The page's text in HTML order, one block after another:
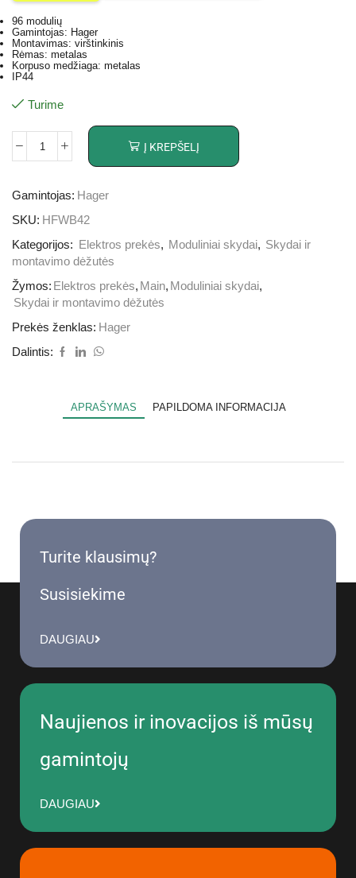
96 modulių
Gamintojas: Hager
Montavimas: virštinkinis
Rėmas: metalas
Korpuso medžiaga: metalas
IP44
Turime
Į KREPŠELĮ
Gamintojas: Hager
SKU: HFWB42
Kategorijos:
Elektros prekės, Moduliniai skydai, Skydai ir
montavimo dėžutės
Žymos: Elektros prekės, Main, Moduliniai skydai,
Skydai ir montavimo dėžutės
Prekės ženklas: Hager
Dalintis:
APRAŠYMAS PAPILDOMA INFORMACIJA
Turite klausimų?
Susisiekime
DAUGIAU
Naujienos ir inovacijos iš mūsų
gamintojų
DAUGIAU